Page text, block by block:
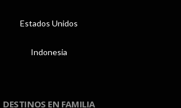
Estados Unidos
Indonesia
DESTINOS EN FAMILIA